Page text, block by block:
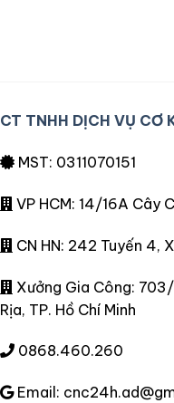
CT TNHH DỊCH VỤ CƠ
MST: 0311070151
VP HCM: 14/16A Cây
CN HN: 242 Tuyến 4,
Xưởng Gia Công:
Rịa, TP. Hồ Chí Minh
0868.460.260
Email: